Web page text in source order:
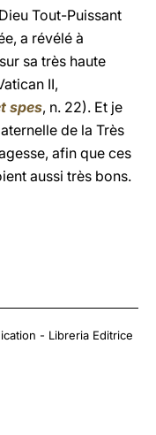
Tout-Puissant
a révélé à
sa très haute
II,
spes, n. 22). Et je
de la Très
afin que ces
aussi très bons.
- Libreria Editrice